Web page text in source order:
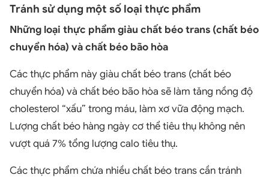
Tránh sử dụng một số loại thực phẩm
Những loại thực phẩm giàu chất béo trans (chất béo
chuyển hóa) và chất béo bão hòa
Các thực phẩm này giàu chất béo trans (chất béo
chuyển hóa) và chất béo bão hòa sẽ làm tăng nồng độ
cholesterol “xấu” trong máu, làm xơ vữa động mạch.
Lượng chất béo hàng ngày cơ thể tiêu thụ không nên
vượt quá 7% tổng lượng calo tiêu thụ.
Các thực phẩm chứa nhiều chất béo trans cần tránh